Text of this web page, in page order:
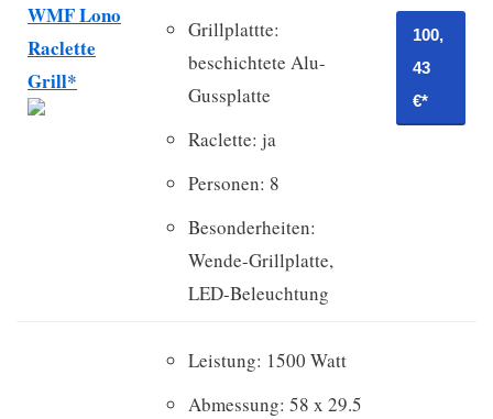
WMF Lono
Raclette
Grill*
Grillplattte:
beschichtete Alu-
Gussplatte
Raclette: ja
Personen: 8
Besonderheiten:
Wende-Grillplatte,
LED-Beleuchtung
100,
43
€*
Leistung: 1500 Watt
Abmessung: 58 x 29.5